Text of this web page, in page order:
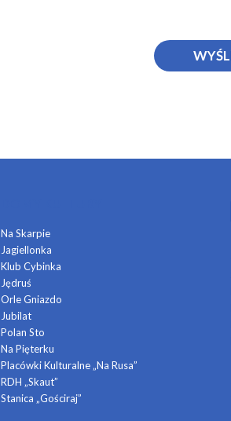
Na Skarpie
Jagiellonka
Klub Cybinka
Jędruś
Orle Gniazdo
Jubilat
Polan Sto
Na Pięterku
Placówki Kulturalne „Na Rusa”
RDH „Skaut”
Stanica „Gościraj”